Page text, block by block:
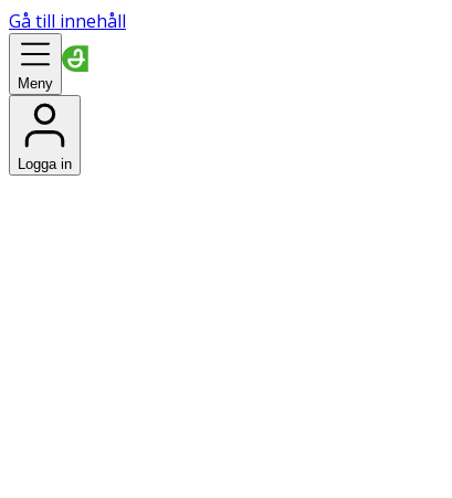
Gå till innehåll
Meny
Logga in